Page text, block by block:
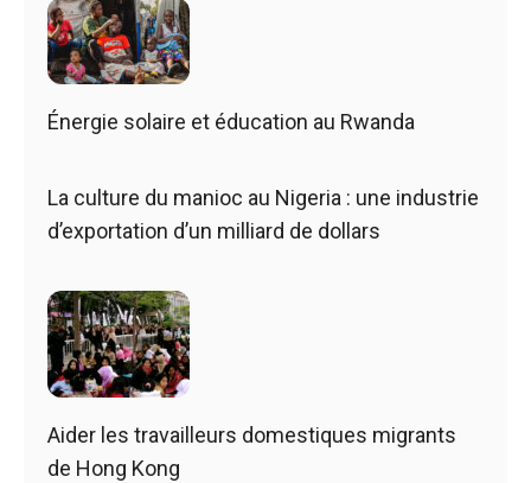
Énergie solaire et éducation au Rwanda
La culture du manioc au Nigeria : une industrie
d’exportation d’un milliard de dollars
Aider les travailleurs domestiques migrants
de Hong Kong